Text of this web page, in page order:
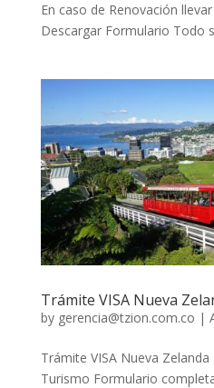
En caso de Renovación
Descargar Formulario Todo
Trámite VISA Nueva
by gerencia@tzion.com.co |
Trámite VISA Nueva Zelanda
Turismo Formulario